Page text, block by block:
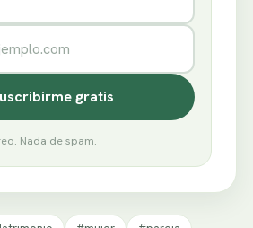
gratis
Nada de spam.